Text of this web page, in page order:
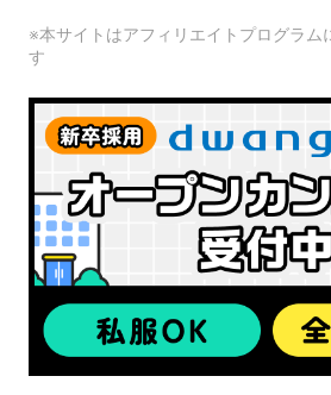
※本サイトはアフィリエイトプログラム
す